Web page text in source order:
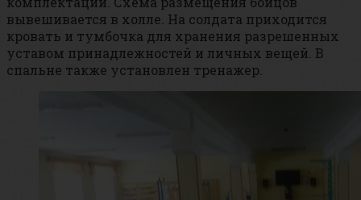
вывешивается в холле. На солдата приходится
кровать и тумбочка для хранения разрешенных
уставом принадлежностей и личных вещей. В
спальне также установлен тренажер.